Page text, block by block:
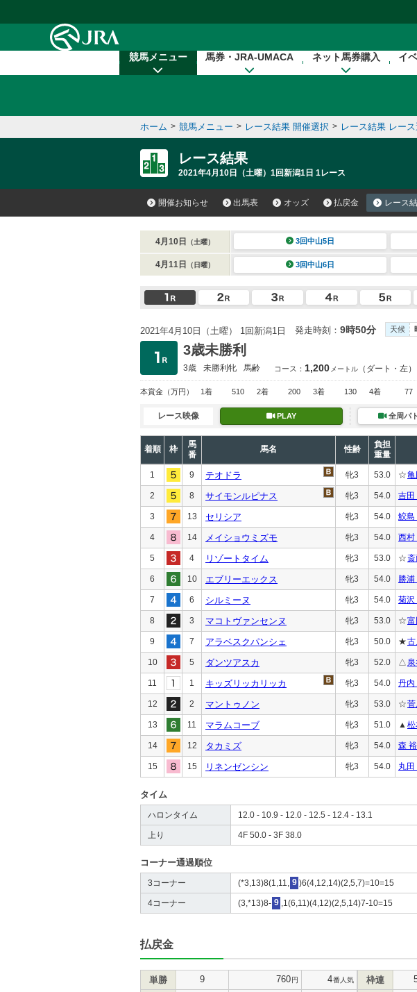
競馬メニュー 馬券・JRA-UMACA ネット馬券購入 イ
ホーム > 競馬メニュー > レース結果 開催選択 > レース結果 レー
レース結果
2021年4月10日（土曜）1回新潟1日 1レース
開催お知らせ 出馬表 オッズ 払戻金 レース
4月10日 （土曜） 3回中山5日
4月11日 （日曜） 3回中山6日
2021年4月10日（土曜） 1回新潟1日 発走時刻： 9時50分 天候
3歳未勝利
3歳 未勝利牝 馬齢 コース： 1,200 メートル （ダート・左）
本賞金 （万円） 1着 510 2着 200 3着 130 4着 77
レース映像 PLAY 全周パ
着順 枠
馬
番
馬名 性齢
負担
重量
1 9 テオドラ 牝3 53.0 ☆
2 8 サイモンルピナス 牝3 54.0 吉田
3 13 セリシア 牝3 54.0 鮫島
4 14 メイショウミズモ 牝3 54.0 西村
5 4 リゾートタイム 牝3 53.0 ☆斎
6 10 エブリーエックス 牝3 54.0 勝浦
7 6 シルミーヌ 牝3 54.0 菊沢
8 3 マコトヴァンセンヌ 牝3 53.0 ☆富
9 7 アラベスクパンシェ 牝3 50.0 ★
10 5 ダンツアスカ 牝3 52.0 △
11 1 キッズリッカリッカ 牝3 54.0 丹内
12 2 マントゥノン 牝3 53.0 ☆菅
13 11 マラムコーブ 牝3 51.0 ▲
14 12 タカミズ 牝3 54.0 森
15 15 リネンゼンシン 牝3 54.0 丸田
タイム
ハロンタイム 12.0 - 10.9 - 12.0 - 12.5 - 12.4 - 13.1
上り 4F 50.0 - 3F 38.0
コーナー通過順位
3コーナー (*3,13)8(1,11, 9 )6(4,12,14)(2,5,7)=10=15
4コーナー (3,*13)8- 9 ,1(6,11)(4,12)(2,5,14)7-10=15
払戻金
単勝 9 760円 4番人気 枠連